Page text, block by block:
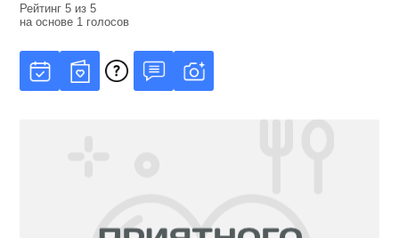
Рейтинг5 из5
на основе 1 голосов